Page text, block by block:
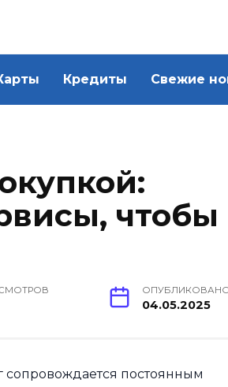
Кредиты Свежие
чтобы
04.05.2025
постоянным